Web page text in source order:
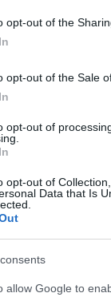
opt-out of the
opt-out of the Sale
opt-out of
opt-out of
Data that Is
allow Google to
αναπόλησε
του Διευθυντή
προόδου, θα
του στόλου και
ο νικητής